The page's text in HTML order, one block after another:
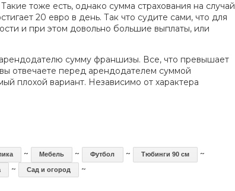
тоже есть, однако сумма страхования на случай
20 евро в день. Так что судите сами, что для
и при этом довольно большие выплаты, или
сумму франшизы. Все, что превышает
отвечаете перед арендодателем суммой
плохой вариант. Независимо от характера
~ Мебель ~ Футбол ~ Тюбинги 90 см ~
~ Сад и огород ~